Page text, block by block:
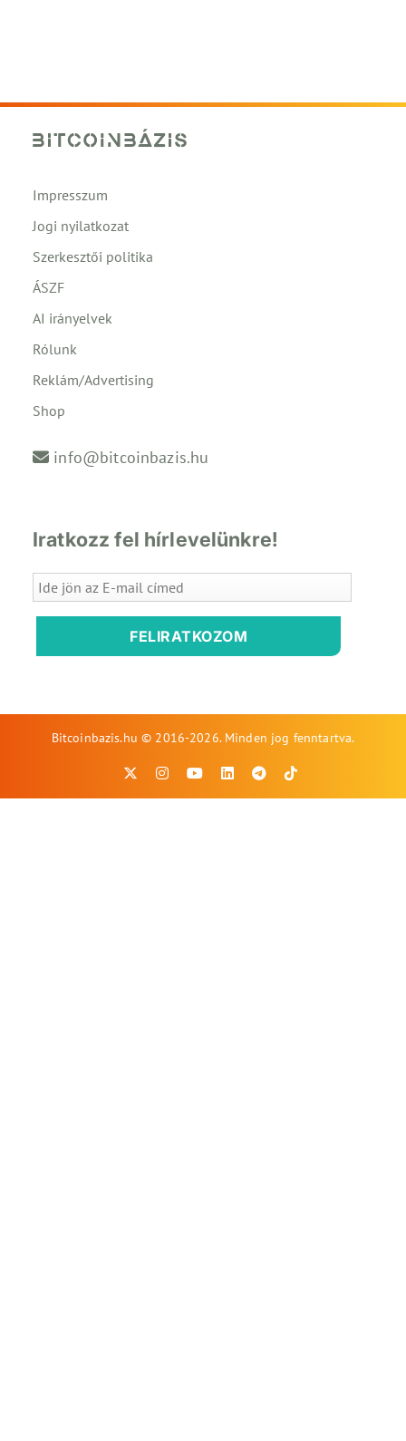
Impresszum
Jogi nyilatkozat
Szerkesztői politika
ÁSZF
AI irányelvek
Rólunk
Reklám/Advertising
Shop
info@bitcoinbazis.hu
Iratkozz fel hírlevelünkre!
FELIRATKOZOM
Bitcoinbazis.hu © 2016-2026. Minden jog fenntartva.